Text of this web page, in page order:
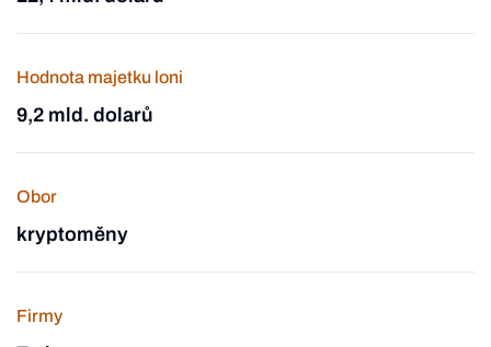
Hodnota majetku loni
9,2 mld. dolarů
Obor
kryptoměny
Firmy